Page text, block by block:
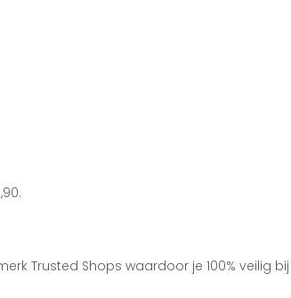
Trusted Shops waardoor je 100% veilig bij